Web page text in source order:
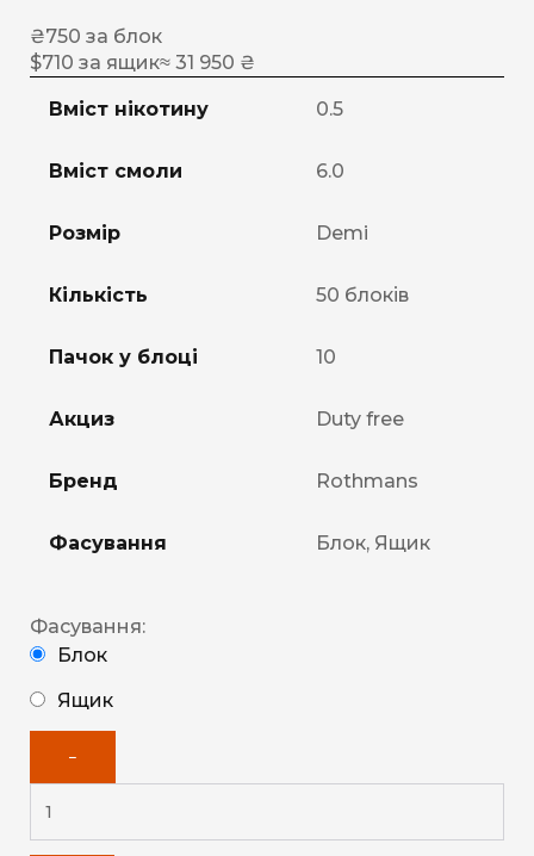
₴750 за блок
$710 за ящик≈ 31 950 ₴
Вміст нікотину 0.5
Вміст смоли 6.0
Розмір Demi
Кількість 50 блоків
Пачок у блоці 10
Акциз Duty free
Бренд Rothmans
Фасування Блок, Ящик
Фасування:
Блок
Ящик
−